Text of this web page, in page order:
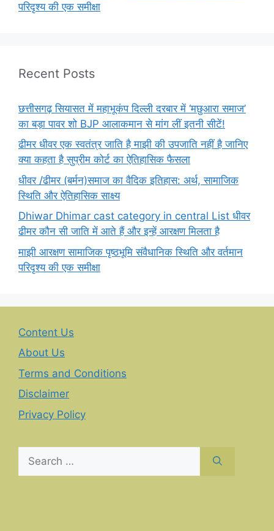
परिदृश्य की एक समीक्षा
Recent Posts
छत्तीसगढ़ सियासत में महाभूकंप दिल्ली दरबार में ‘मछुआरा समाज’
का बड़ा पावर शो BJP आलाकमान से मांग लीं इतनी सीटें!
ढीमर धीवर एक स्वतंत्र जाति है माझी की उपजाति नहीं है जानिए
क्या कहता है सुप्रीम कोर्ट का ऐतिहासिक फैसला
धीवर /ढीमर (बर्मन)समाज का वैदिक इतिहास: अर्थ, सामाजिक
स्थिति और ऐतिहासिक साक्ष्य
Dhiwar Dhimar cast category in central List धीवर
ढीमर कौन सी जाति में आते हैं और इन्हें आरक्षण मिलता है
माझी आरक्षण सामाजिक पृष्ठभूमि संवैधानिक स्थिति और वर्तमान
परिदृश्य की एक समीक्षा
Content Us
About Us
Terms and Conditions
Disclaimer
Privacy Policy
for: